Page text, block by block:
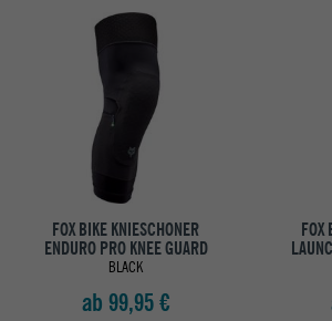
FOX BIKE KNIESCHONER
ENDURO PRO KNEE GUARD
BLACK
ab 99,95 €
FOX